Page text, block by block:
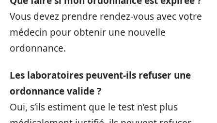
Vous devez prendre rendez-vous avec votre
médecin pour obtenir une nouvelle
ordonnance.
Les laboratoires peuvent-ils refuser une
ordonnance valide ?
Oui, s’ils estiment que le test n’est plus